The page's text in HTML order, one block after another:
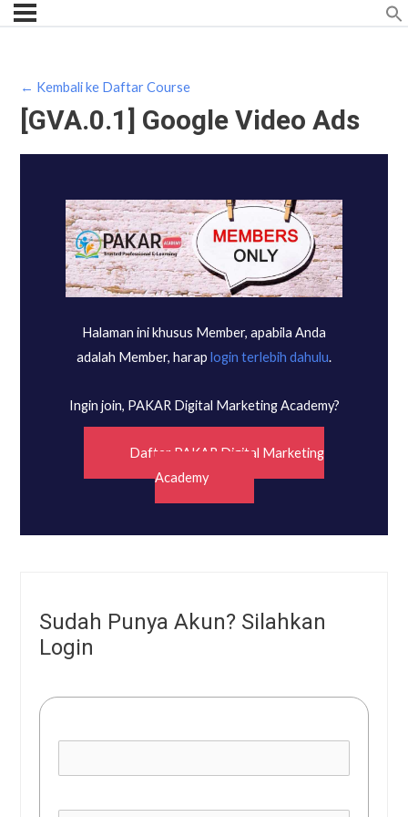
← Kembali ke Daftar Course
[GVA.0.1] Google Video Ads
Halaman ini khusus Member, apabila Anda
adalah Member, harap login terlebih dahulu.
Ingin join, PAKAR Digital Marketing Academy?
Daftar PAKAR Digital Marketing
Academy
Sudah Punya Akun? Silahkan
Login